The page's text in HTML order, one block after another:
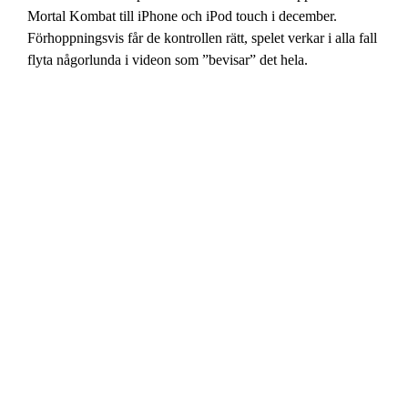
Mortal Kombat till iPhone och iPod touch i december.
Förhoppningsvis får de kontrollen rätt, spelet verkar i alla fall
flyta någorlunda i videon som ”bevisar” det hela.